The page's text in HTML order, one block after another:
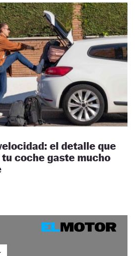
el detalle que
coche gaste mucho